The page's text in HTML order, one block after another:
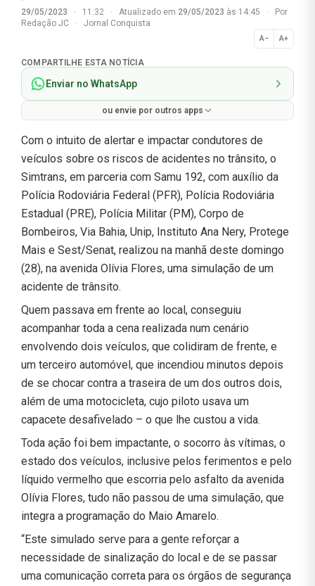
29/05/2023 · 11:32 · Atualizado em 29/05/2023 às 14:45 ·
Por
Redação JC
· Jornal Conquista
A− A+
Normal
COMPARTILHE ESTA NOTÍCIA
Enviar no WhatsApp
ou envie por outros apps
Com o intuito de alertar e impactar condutores de
veículos sobre os riscos de acidentes no trânsito, o
Simtrans, em parceria com Samu 192, com auxílio da
Polícia Rodoviária Federal (PFR), Polícia Rodoviária
Estadual (PRE), Polícia Militar (PM), Corpo de
Bombeiros, Via Bahia, Unip, Instituto Ana Nery, Protege
Mais e Sest/Senat, realizou na manhã deste domingo
(28), na avenida Olívia Flores, uma simulação de um
acidente de trânsito.
Quem passava em frente ao local, conseguiu
acompanhar toda a cena realizada num cenário
envolvendo dois veículos, que colidiram de frente, e
um terceiro automóvel, que incendiou minutos depois
de se chocar contra a traseira de um dos outros dois,
além de uma motocicleta, cujo piloto usava um
capacete desafivelado – o que lhe custou a vida.
Toda ação foi bem impactante, o socorro às vítimas, o
estado dos veículos, inclusive pelos ferimentos e pelo
líquido vermelho que escorria pelo asfalto da avenida
Olívia Flores, tudo não passou de uma simulação, que
integra a programação do Maio Amarelo.
“Este simulado serve para a gente reforçar a
necessidade de sinalização do local e de se passar
uma comunicação correta para os órgãos de segurança